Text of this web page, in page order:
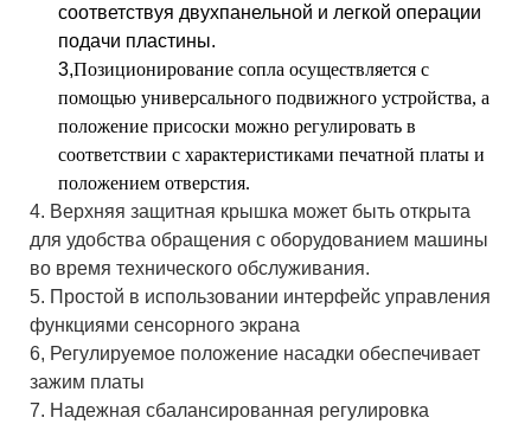
соответствуя двухпанельной и легкой операции
подачи пластины.
3,Позиционирование сопла осуществляется с
помощью универсального подвижного устройства, а
положение присоски можно регулировать в
соответствии с характеристиками печатной платы и
положением отверстия.
4. Верхняя защитная крышка может быть открыта
для удобства обращения с оборудованием машины
во время технического обслуживания.
5. Простой в использовании интерфейс управления
функциями сенсорного экрана
6, Регулируемое положение насадки обеспечивает
зажим платы
7. Надежная сбалансированная регулировка